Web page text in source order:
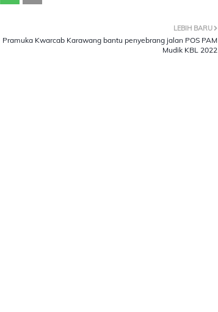
LEBIH BARU
Pramuka Kwarcab Karawang bantu penyebrang jalan POS PAM
Mudik KBL 2022